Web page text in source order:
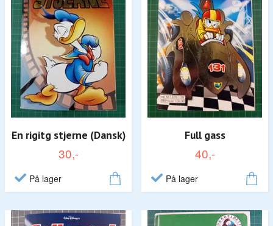
En rigitg stjerne (Dansk)
30,-
På lager
Full gass
40,-
På lager